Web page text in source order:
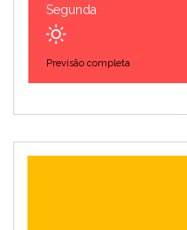
Segunda
Previsão completa